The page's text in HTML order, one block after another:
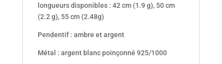
longueurs disponibles : 42 cm (1.9 g), 50 cm
(2.2 g), 55 cm (2.48g)
Pendentif : ambre et argent
Métal : argent blanc poinçonné 925/1000